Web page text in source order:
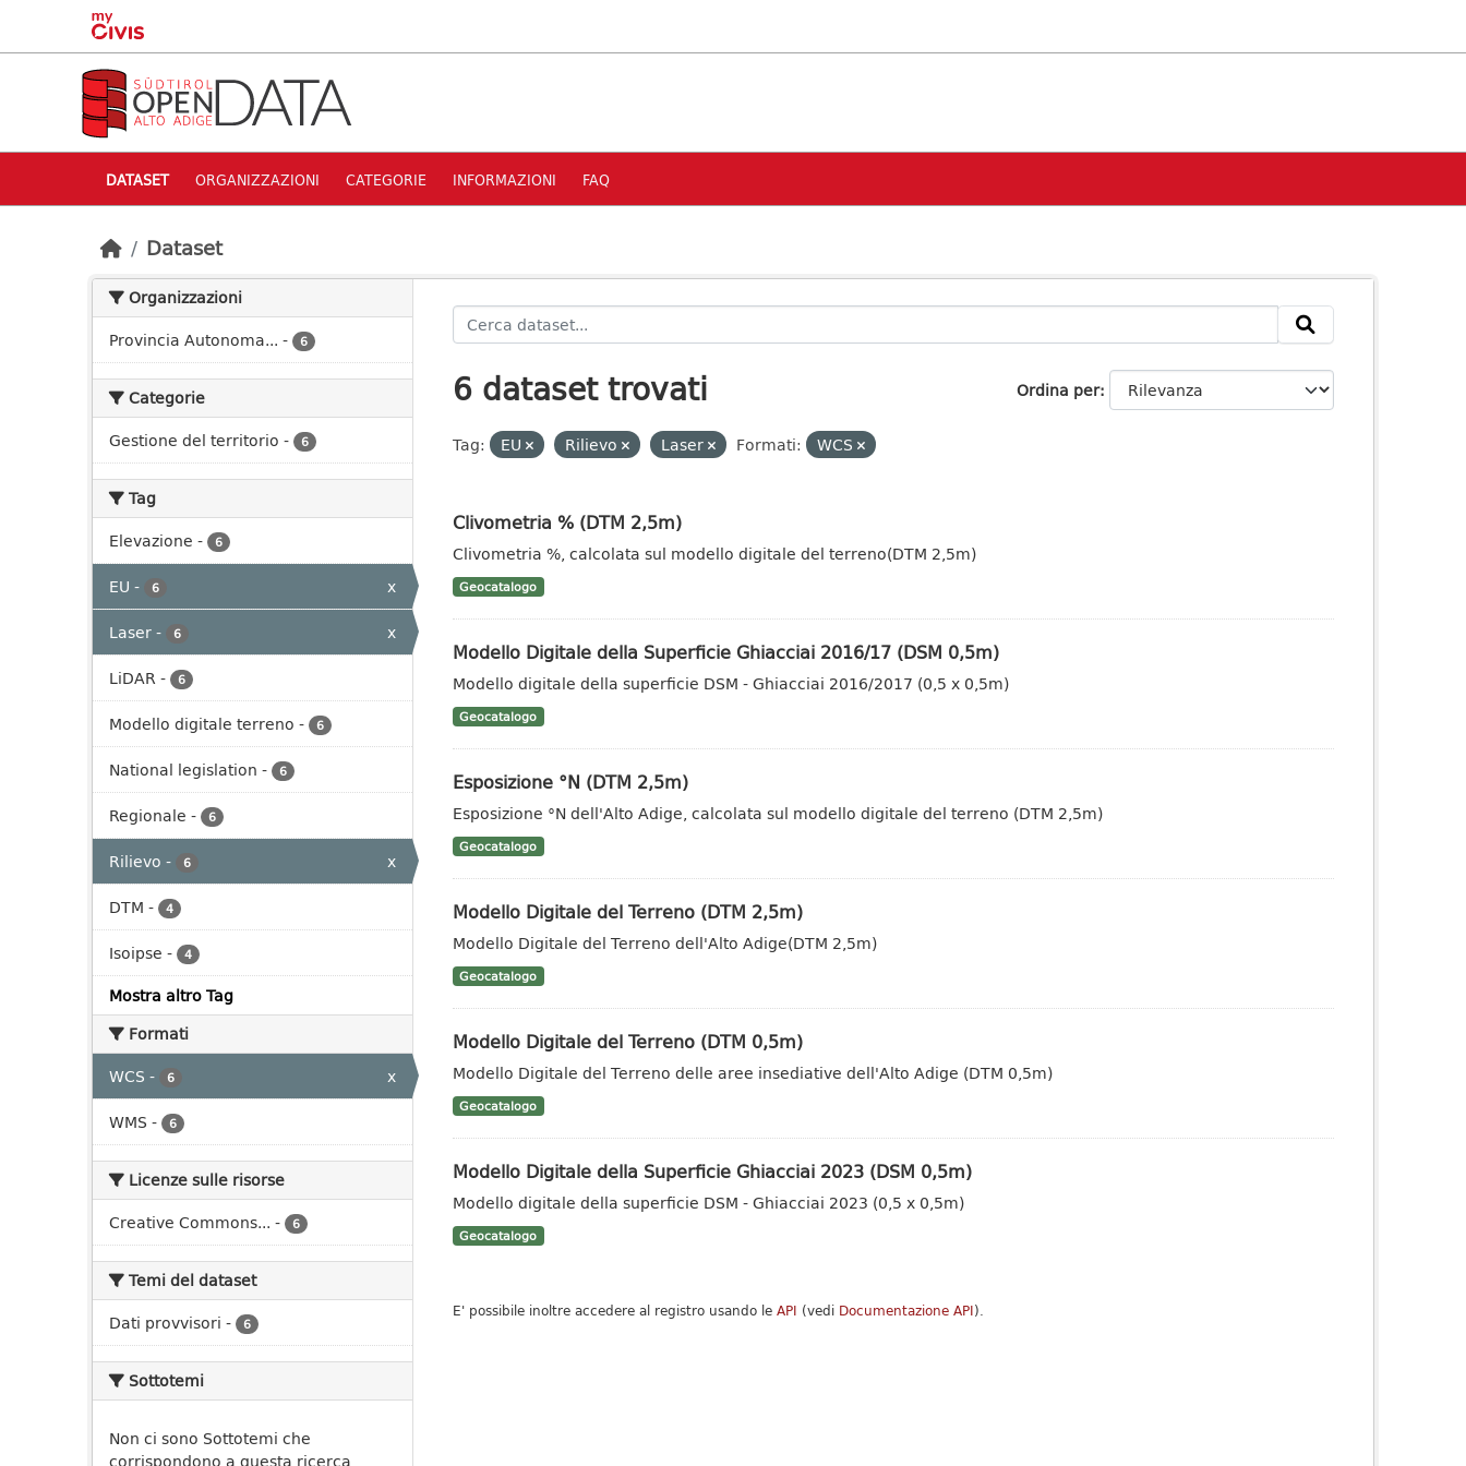
Skip to main content
DATASET ORGANIZZAZIONI CATEGORIE INFORMAZIONI FAQ
Dataset
Organizzazioni
Provincia Autonoma... - 6
Categorie
Gestione del territorio - 6
Tag
Elevazione - 6
EU - 6
x
Laser- 6
x
LiDAR- 6
Modello digitale terreno - 6
National legislation - 6
Regionale - 6
Rilievo - 6
x
DTM - 4
Isoipse - 4
Mostra altro Tag
Formati
WCS - 6
x
WMS - 6
Licenze sulle risorse
Creative Commons... - 6
Temi del dataset
Dati provvisori - 6
Sottotemi
Non ci sono Sottotemi che
corrispondono a questa ricerca
Ordina per
6 dataset trovati
Tag: EU Rilievo Laser Formati: WCS
Clivometria % (DTM 2,5m)
Clivometria %, calcolata sul modello digitale del terreno(DTM 2,5m)
Geocatalogo
Modello Digitale della Superficie Ghiacciai 2016/17 (DSM 0,5m)
Modello digitale della superficie DSM - Ghiacciai 2016/2017 (0,5 x 0,5m)
Geocatalogo
Esposizione °N (DTM 2,5m)
Esposizione °N dell'Alto Adige, calcolata sul modello digitale del terreno (DTM 2,5m)
Geocatalogo
Modello Digitale del Terreno (DTM 2,5m)
Modello Digitale del Terreno dell'Alto Adige(DTM 2,5m)
Geocatalogo
Modello Digitale del Terreno (DTM 0,5m)
Modello Digitale del Terreno delle aree insediative dell'Alto Adige (DTM 0,5m)
Geocatalogo
Modello Digitale della Superficie Ghiacciai 2023 (DSM 0,5m)
Modello digitale della superficie DSM - Ghiacciai 2023 (0,5 x 0,5m)
Geocatalogo
E' possibile inoltre accedere al registro usando le API (vedi Documentazione API).